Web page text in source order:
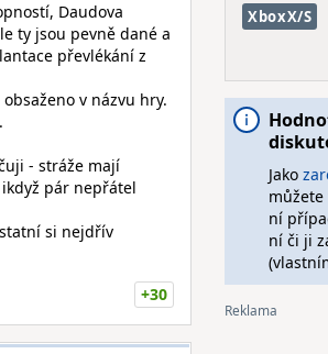
Daudova
ty jsou pevně dané a
převlékání z
v názvu hry.
- stráže mají
pár nepřátel
si nejdřív
+30
XboxX/S
Jako
ní
ní či ji